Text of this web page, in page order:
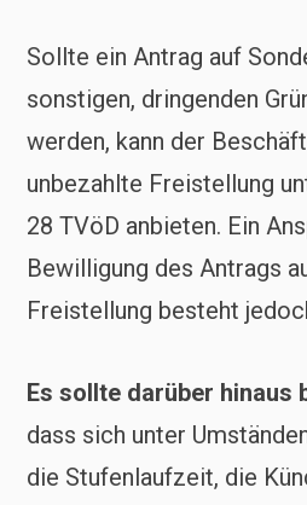
Sollte ein Antrag auf
sonstigen, dringenden
werden, kann der
unbezahlte Freistellung
28 TVöD anbieten. Ein
Bewilligung des Antrags
Freistellung besteht
Es sollte darüber hinaus
dass sich unter
die Stufenlaufzeit, die